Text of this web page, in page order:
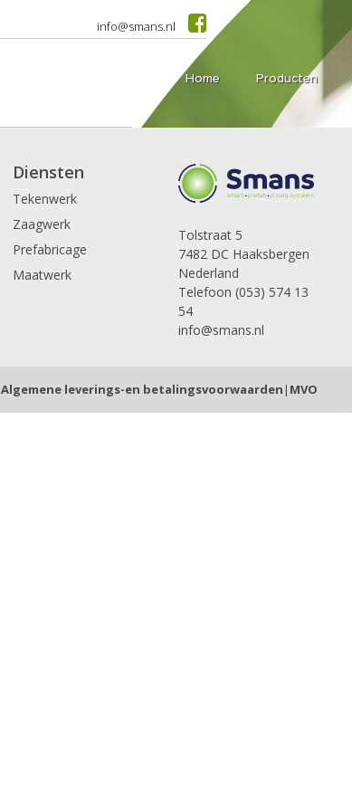
info@smans.nl
Home Producten
Diensten
Tekenwerk
Zaagwerk
Prefabricage
Maatwerk
Tolstraat 5
7482 DC Haaksbergen
Nederland
Telefoon (053) 574 13
54
info@smans.nl
Algemene leverings-en betalingsvoorwaarden | MVO